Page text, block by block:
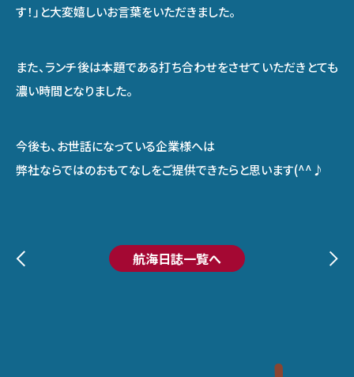
す！」と大変嬉しいお言葉をいただきました。
また、ランチ後は本題である打ち合わせをさせていただきとても
濃い時間となりました。
今後も、お世話になっている企業様へは
弊社ならではのおもてなしをご提供できたらと思います(^^♪
航海日誌一覧へ